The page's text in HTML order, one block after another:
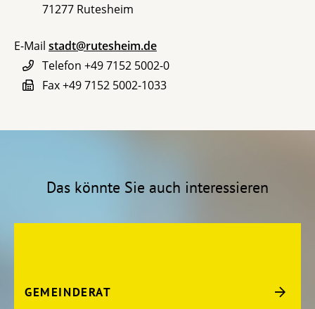
71277 Rutesheim
E-Mail stadt@rutesheim.de
Telefon +49 7152 5002-0
Fax+49 7152 5002-1033
Das könnte Sie auch interessieren
GEMEINDERAT